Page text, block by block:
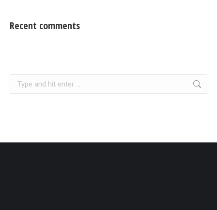
Recent comments